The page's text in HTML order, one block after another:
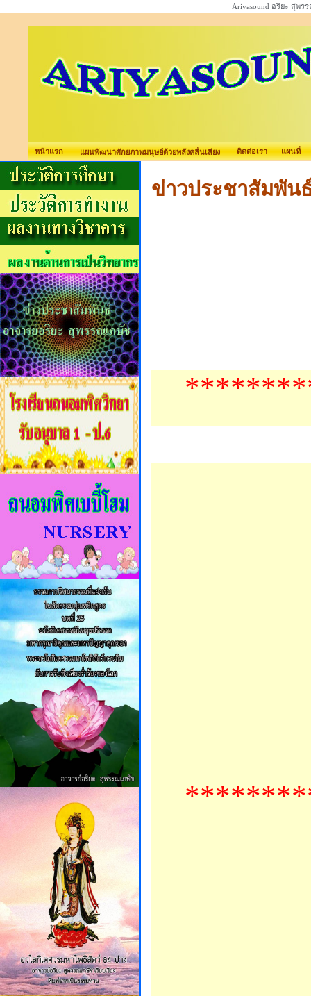
Ariyasound อริยะ สุพ
หน้าแรก แผนพัฒนาศักยภาพมนุษย์ด้วยพลังคลื่นเสียง ติดต่อเรา แผนที่
ข่าวประชาสัมพัน